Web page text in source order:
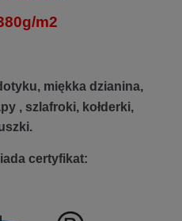
m2
miękka dzianina,
, szlafroki, kołderki,
certyfikat: